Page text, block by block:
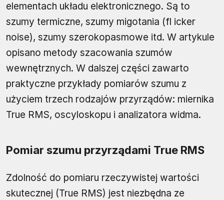
elementach układu elektronicznego. Są to
szumy termiczne, szumy migotania (fl icker
noise), szumy szerokopasmowe itd. W artykule
opisano metody szacowania szumów
wewnętrznych. W dalszej części zawarto
praktyczne przykłady pomiarów szumu z
użyciem trzech rodzajów przyrządów: miernika
True RMS, oscyloskopu i analizatora widma.
Pomiar szumu przyrządami True RMS
Zdolność do pomiaru rzeczywistej wartości
skutecznej (True RMS) jest niezbędna ze